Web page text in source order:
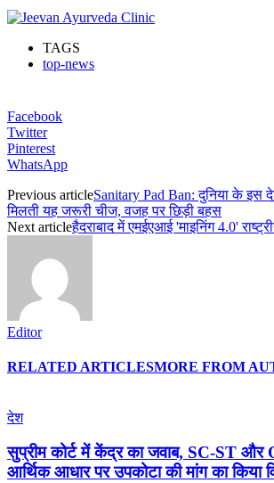
TAGS
top-news
Facebook
Twitter
Pinterest
WhatsApp
Previous articleSanitary Pad Ban: दुनिया के इस
मिलती यह जरूरी चीज, वजह पर छिड़ी बहस
Next articleहैदराबाद में एमईएआई 'माइनिंग 4.0'
Editor
RELATED ARTICLESMORE FROM
देश
सुप्रीम कोर्ट में केंद्र का जवाब, SC-ST और
आर्थिक आधार पर उपकोटा की मांग का किया